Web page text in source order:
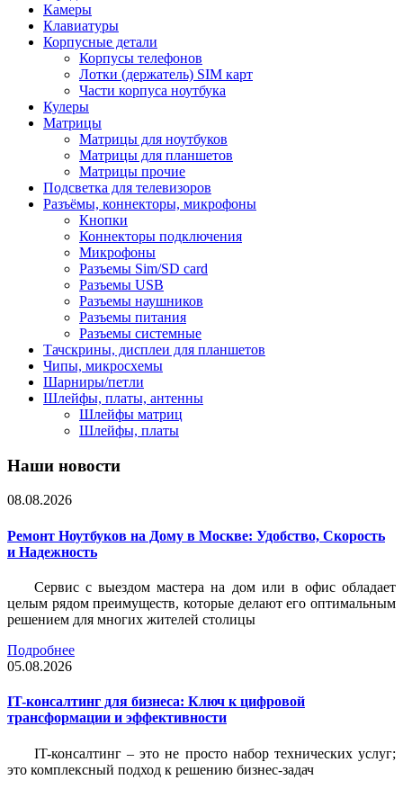
Камеры
Клавиатуры
Корпусные детали
Корпусы телефонов
Лотки (держатель) SIM карт
Части корпуса ноутбука
Кулеры
Матрицы
Матрицы для ноутбуков
Матрицы для планшетов
Матрицы прочие
Подсветка для телевизоров
Разъёмы, коннекторы, микрофоны
Кнопки
Коннекторы подключения
Микрофоны
Разъемы Sim/SD card
Разъемы USB
Разъемы наушников
Разъемы питания
Разъемы системные
Тачскрины, дисплеи для планшетов
Чипы, микросхемы
Шарниры/петли
Шлейфы, платы, антенны
Шлейфы матриц
Шлейфы, платы
Наши новости
08.08.2026
Ремонт Ноутбуков на Дому в Москве: Удобство, Скорость
и Надежность
Сервис с выездом мастера на дом или в офис обладает
целым рядом преимуществ, которые делают его оптимальным
решением для многих жителей столицы
Подробнее
05.08.2026
IT-консалтинг для бизнеса: Ключ к цифровой
трансформации и эффективности
IT-консалтинг – это не просто набор технических услуг;
это комплексный подход к решению бизнес-задач